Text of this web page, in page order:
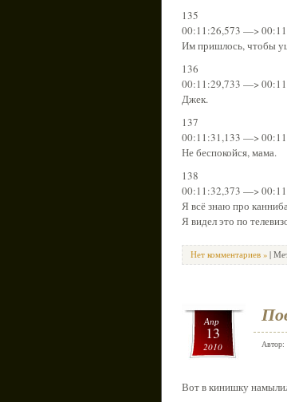
135
00:11:26,573 —>
Им пришлось, чтобы
136
00:11:29,733 —>
Джек.
137
00:11:31,133 —>
Не беспокойся, мама.
138
00:11:32,373 —>
Я всё знаю про
Я видел это по
Нет комментариев » |
Апр
13
2010 Автор:
Вот в кинишку